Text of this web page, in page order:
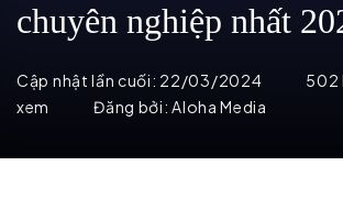
chuyên nghiệp nhất
Cập nhật lần cuối: 22/03/2024
502
xem
Đăng bởi:Aloha Media